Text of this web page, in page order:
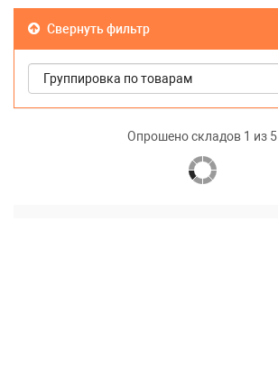
Свернуть фильтр
Опрошено складов 5 из 5